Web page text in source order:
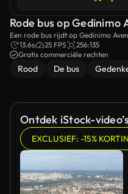
Rode bus op Gedinimo
Een rode bus rijdt op Gedinimo
13.6s
25 FPS
256:135
Gratis commerciële rechten
Rood De bus
Ontdek iStock-
EXCLUSIEF: -15%